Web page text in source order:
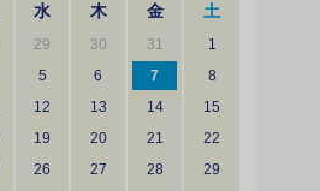
水 木 金 土
29 30 31
1
5 6 7
8
12 13 14
15
19 20 21
22
26 27 28
29